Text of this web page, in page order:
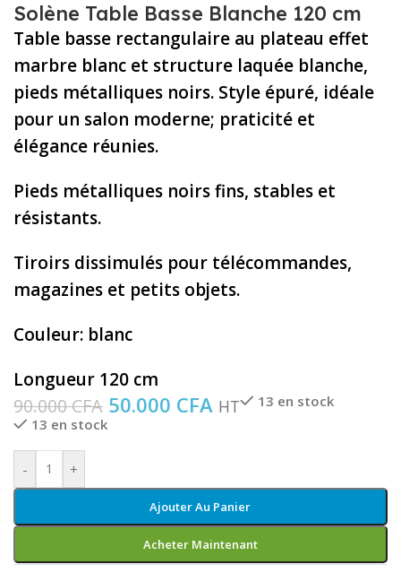
Solène Table Basse Blanche 120 cm
Table basse rectangulaire au plateau effet
marbre blanc et structure laquée blanche,
pieds métalliques noirs. Style épuré, idéale
pour un salon moderne; praticité et
élégance réunies.
Pieds métalliques noirs fins, stables et
résistants.
Tiroirs dissimulés pour télécommandes,
magazines et petits objets.
Couleur: blanc
Longueur 120 cm
90.000CFA 50.000 CFA HT
13 en stock
13 en stock
- +
Ajouter Au Panier
Acheter Maintenant